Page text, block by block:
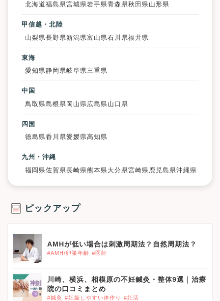
北海道福島県宮城県岩手県青森県秋田県山形県
甲信越・北陸
山梨県長野県 新潟県富山県石川県福井県
東海
愛知県静岡県岐阜県三重県
中国
鳥取県島根県 岡山県 広島県 山口県
四国
徳島県香川県愛媛県高知県
九州・沖縄
福岡県佐賀県長崎県 熊本県 大分県宮崎県 鹿児島県沖縄県
ピックアップ
AMHが低い場合は刺激周期法？自然周期法？
#AMH/卵巣年齢 #医師
川崎、横浜、相模原の不妊鍼灸・整体9選｜治療
院の口コミまとめ
#鍼灸 #妊娠しやすい体作り #妊活